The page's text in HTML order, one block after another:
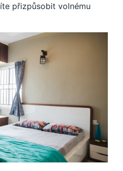
přizpůsobit volnému